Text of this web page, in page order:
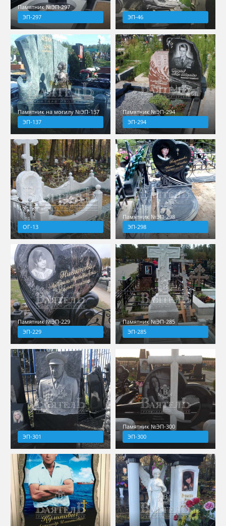
Памятник №ЭП-297
ЭП-297
ЭП-46
Памятник на могилу №ЭП-137
ЭП-137
Памятник №ЭП-294
ЭП-294
ОГ-13
Памятник №ЭП-298
ЭП-298
Памятник №ЭП-229
ЭП-229
Памятник №ЭП-285
ЭП-285
ЭП-301
Памятник №ЭП-300
ЭП-300